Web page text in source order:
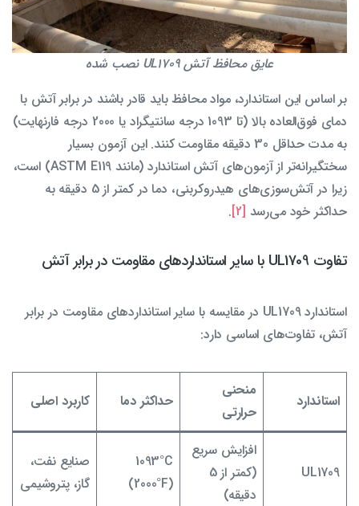
عایق محافظ آتش UL1709 نصب شده
بر اساس این استاندارد، مواد محافظ باید قادر باشند در برابر آتش با
دمای فوق‌العاده بالا (تا 1093 درجه سانتیگراد یا 2000 درجه فارنهایت)
به مدت حداقل 30 دقیقه مقاومت کنند. این آزمون بسیار
سختگیرانه‌تر از آزمون‌های آتش استاندارد (مانند ASTM E119) است،
زیرا در آتش‌سوزی‌های هیدروکربنی، دما در کمتر از 5 دقیقه به
حداکثر خود می‌رسد [2]
.
تفاوت UL1709 با سایر استانداردهای مقاومت در برابر آتش
استاندارد UL1709 در مقایسه با سایر استانداردهای مقاومت در برابر
آتش، تفاوت‌های اساسی دارد:
استاندارد
منحنی
حرارتی
حداکثر دما کاربرد اصلی
UL1709
افزایش سریع
(کمتر از 5
دقیقه)
1093°C
(2000°F)
صنایع نفت،
گاز، پتروشیمی